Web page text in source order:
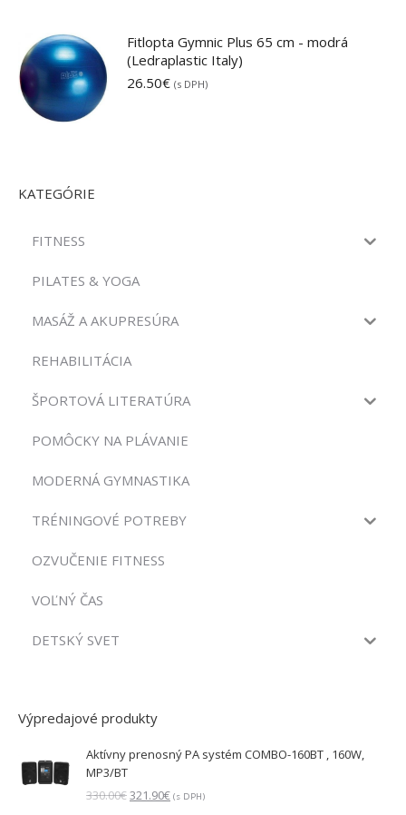
Fitlopta Gymnic Plus 65 cm - modrá
(Ledraplastic Italy)
26.50€ (s DPH)
KATEGÓRIE
FITNESS
PILATES & YOGA
MASÁŽ A AKUPRESÚRA
REHABILITÁCIA
ŠPORTOVÁ LITERATÚRA
POMÔCKY NA PLÁVANIE
MODERNÁ GYMNASTIKA
TRÉNINGOVÉ POTREBY
OZVUČENIE FITNESS
VOĽNÝ ČAS
DETSKÝ SVET
Výpredajové produkty
Aktívny prenosný PA systém COMBO-160BT , 160W,
MP3/BT
330.00€Pôvodná
321.90€Aktuálna
(s DPH)